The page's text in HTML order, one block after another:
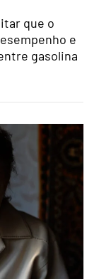
que o
e
gasolina